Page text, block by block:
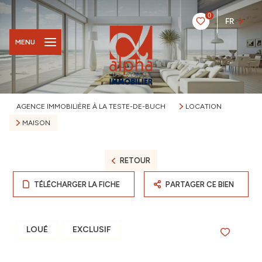
0
FR
MENU
AGENCE IMMOBILIÈRE À LA TESTE-DE-BUCH
LOCATION
MAISON
RETOUR
TÉLÉCHARGER LA FICHE PARTAGER CE BIEN
LOUÉ EXCLUSIF